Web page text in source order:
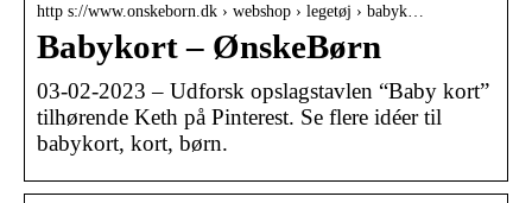
http s://www.onskeborn.dk › webshop › legetøj › babyk…
Babykort – ØnskeBørn
03-02-2023 – Udforsk opslagstavlen “Baby kort”
tilhørende Keth på Pinterest. Se flere idéer til
babykort, kort, børn.